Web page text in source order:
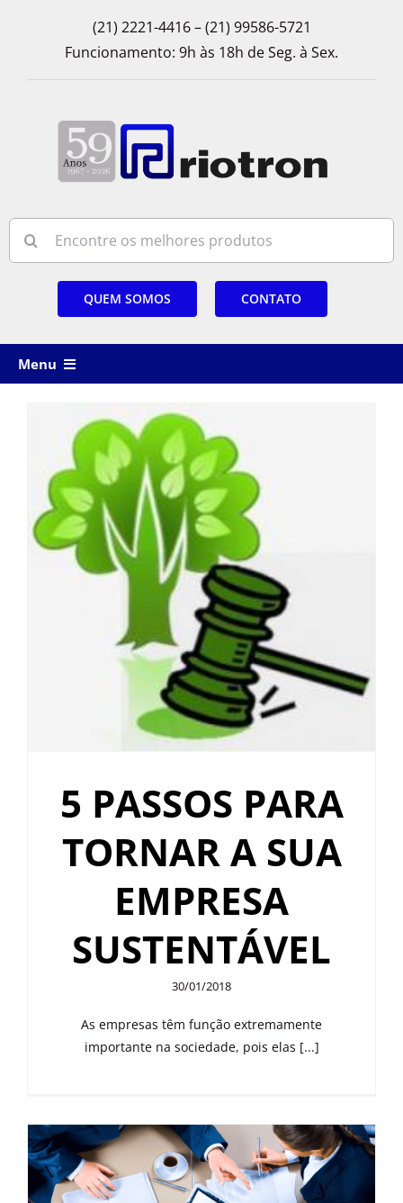
(21) 2221-4416 – (21) 99586-5721
Funcionamento: 9h às 18h de Seg. à Sex.
for:
QUEM SOMOS CONTATO
Menu
FRAGMENTADORAS
IMPRESSORAS
5 PASSOS PARA
TORNAR A SUA
EMPRESA
SUSTENTÁVEL
30/01/2018
As empresas têm função extremamente
importante na sociedade, pois elas [...]